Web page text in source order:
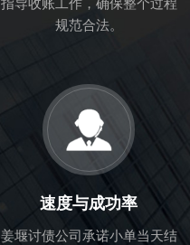
规范合法。
速度与成功率
姜堰讨债公司承诺小单当天结